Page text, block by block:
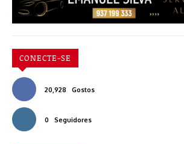
CONECTE-SE
20,928 Gostos
0 Seguidores